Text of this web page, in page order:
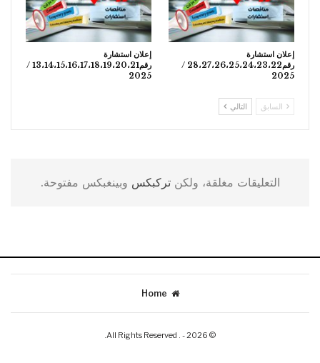
إعلان استشارة
رقم28،27،26،25،24،23،22 /
2025
إعلان استشارة
رقم13،14،15،16،17،18،19،20،21 /
2025
السابق التالي
التعليقات مغلقة، ولكنتركبكس وبينغبكس مفتوحة.
Home
© 2026 - . All Rights Reserved.